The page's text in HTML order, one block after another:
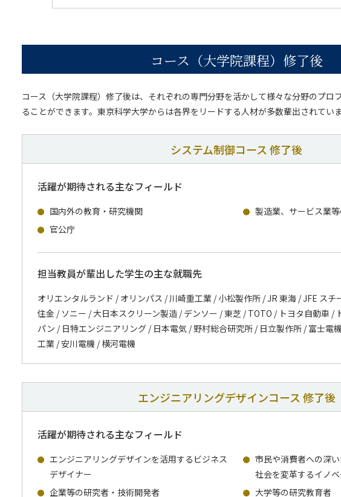
コース（大学院課程）修了後
コース（大学院課程）修了後は、それぞれの専門分野を活かして様々な分野のプロ
ることができます。東京科学大学からは各界をリードする人材が多数輩出されていま
システム制御コース 修了後
活躍が期待される主なフィールド
国内外の教育・研究機関
製造業、サービス業
官公庁
担当教員が輩出した学生の主な就職先
オリエンタルランド / オリンパス / 川崎重工業 / 小松製作所 / JR 東海 / JFE スチ
住金 / ソニー / 大日本スクリーン製造 / デンソー / 東芝 / TOTO / トヨタ自動車 /
パン / 日特エンジニアリング / 日本電気 / 野村総合研究所 / 日立製作所 / 富士電
工業 / 安川電機 / 横河電機
エンジニアリングデザインコース 修了後
活躍が期待される主なフィールド
エンジニアリングデザインを活用するビジネス
デザイナー
市民や消費者への深
社会を変革するイノ
企業等の研究者・技術開発者
大学等の研究教育者